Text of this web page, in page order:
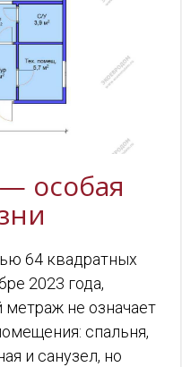
особая
64 квадратных
2023 года,
не означает
спальня,
и санузел, но